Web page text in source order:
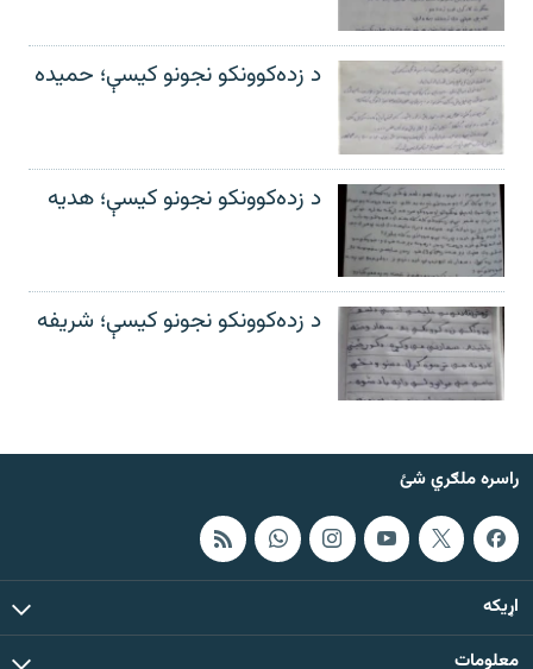
د زده‌کوونکو نجونو کیسې؛ حمیده
د زده‌کوونکو نجونو کیسې؛ هدیه
د زده‌کوونکو نجونو کیسې؛ شریفه
راسره ملګري شئ
اړيکه
معلومات